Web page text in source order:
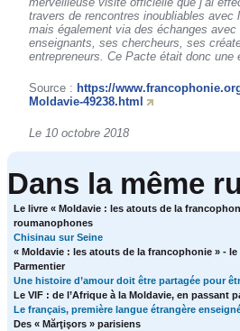
travers de rencontres inoubliables avec
mais également via des échanges
enseignants, ses chercheurs, ses
entrepreneurs. Ce Pacte était donc une
Source : https://
Moldavie-49238.html
Le 10 octobre 2018
Dans la même
Le livre « Moldavie : les atouts de la
roumanophones
Chisinau sur Seine
« Moldavie : les atouts de la francophonie » -
Parmentier
Une histoire d’amour doit être partagée pour
Le VIF : de l’Afrique à la Moldavie, en passant
Le français, première langue étrangère
Des « Mărţişors » parisiens